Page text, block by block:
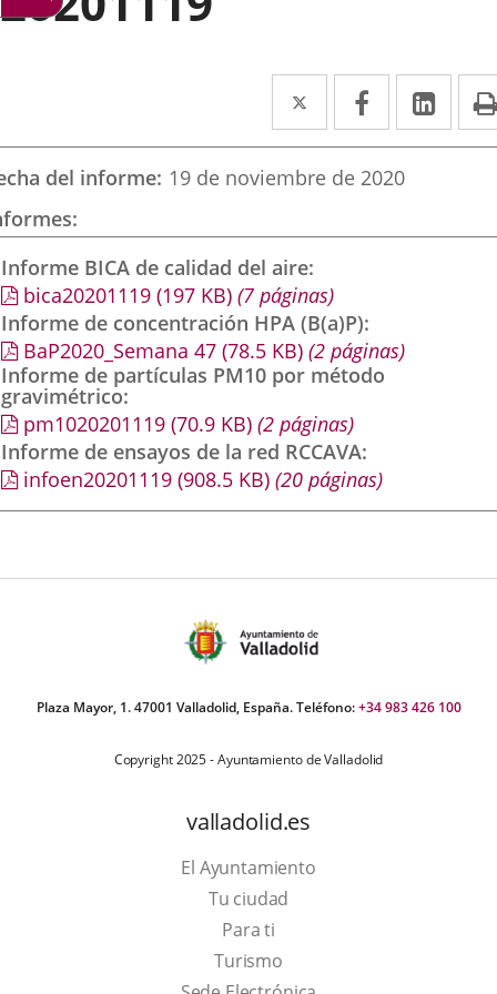
Twitter
Enlace
a
una
externa.
Facebook
Enlace
a
una
externa.
a
del informe 19 de noviembre de 2020
Informe BICA de calidad del aire
bica20201119 (197 KB) (7 páginas)
Informe de concentración HPA (B(a)P)
BaP2020_Semana 47 (78.5 KB) (2 páginas)
Informe de partículas PM10 por método
gravimétrico
pm1020201119 (70.9 KB) (2 páginas)
Informe de ensayos de la red RCCAVA
infoen20201119 (908.5 KB) (20 páginas)
Plaza Mayor, 1. 47001 Valladolid, España. Teléfono:+34 983 426 100
Copyright 2025 - Ayuntamiento de Valladolid
valladolid.es
El Ayuntamiento
Tu ciudad
Para ti
TurismoThis